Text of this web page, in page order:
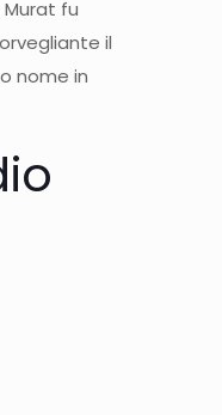
Murat fu
il
nome in